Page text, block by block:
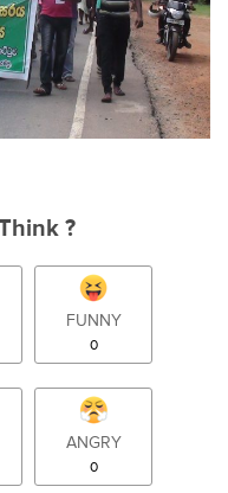
?
FUNNY
0
ANGRY
0